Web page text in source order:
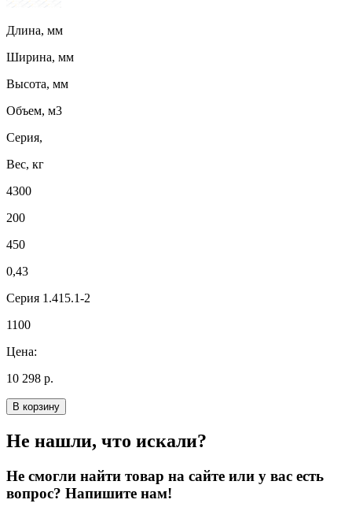
Длина, мм
Ширина, мм
Высота, мм
Объем, м3
Серия,
Вес, кг
4300
200
450
0,43
Серия 1.415.1-2
1100
Цена:
10 298 р.
В корзину
Не нашли, что искали?
Не смогли найти товар на сайте или у вас есть
вопрос? Напишите нам!